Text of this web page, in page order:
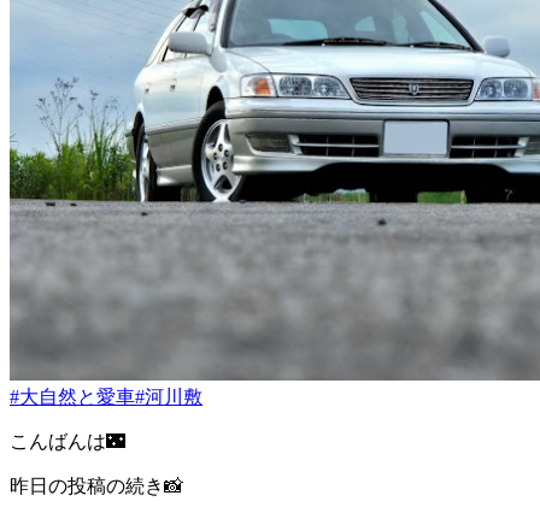
#大自然と愛車#河川敷
こんばんは🌃
昨日の投稿の続き📸